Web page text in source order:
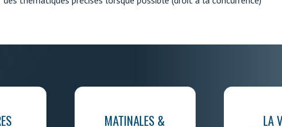
MATINALES &
LA